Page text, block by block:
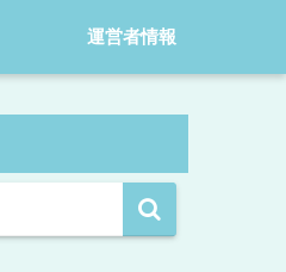
運営者情報